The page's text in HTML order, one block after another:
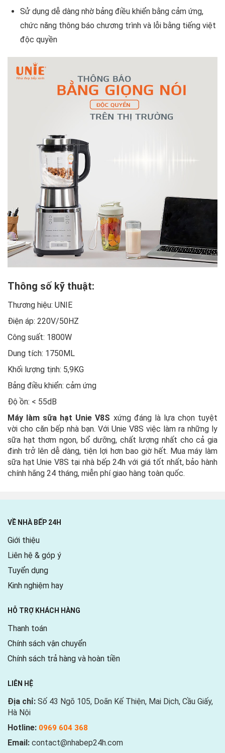
Sử dụng dễ dàng nhờ bảng điều khiển bằng cảm ứng,
chức năng thông báo chương trình và lỗi bằng tiếng việt
độc quyền
Thông số kỹ thuật:
Thương hiệu: UNIE
Điện áp: 220V/50HZ
Công suất: 1800W
Dung tích: 1750ML
Khối lượng tịnh: 5,9KG
Bảng điều khiển: cảm ứng
Độ ồn: < 55dB
Máy làm sữa hạt Unie V8S xứng đáng là lựa chọn tuyệt
vời cho căn bếp nhà bạn. Với Unie V8S việc làm ra những ly
sữa hạt thơm ngon, bổ dưỡng, chất lượng nhất cho cả gia
đinh trở lên dễ dàng, tiện lợi hơn bao giờ hết. Mua máy làm
sữa hạt Unie V8S tại nhà bếp 24h với giá tốt nhất, bảo hành
chính hãng 24 tháng, miễn phí giao hàng toàn quốc.
VỀ NHÀ BẾP 24H
Giới thiệu
Liên hệ & góp ý
Tuyển dụng
Kinh nghiệm hay
HỖ TRỢ KHÁCH HÀNG
Thanh toán
Chính sách vận chuyển
Chính sách trả hàng và hoàn tiền
LIÊN HỆ
Địa chỉ: Số 43 Ngõ 105, Doãn Kế Thiện, Mai Dịch, Cầu Giấy,
Hà Nội
Hotline: 0969 604 368
Email: contact@nhabep24h.com